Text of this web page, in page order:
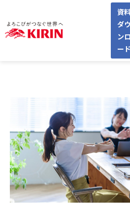
資
ダウ
ンロ
ード
導入フロー/料
導入事例/インタビ
よくあるご質
お役立ち情